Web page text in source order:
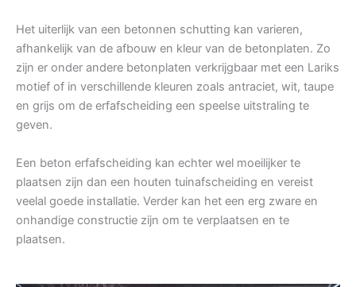
Het uiterlijk van een betonnen schutting kan varieren,
afhankelijk van de afbouw en kleur van de betonplaten. Zo
zijn er onder andere betonplaten verkrijgbaar met een Lariks
motief of in verschillende kleuren zoals antraciet, wit, taupe
en grijs om de erfafscheiding een speelse uitstraling te
geven.
Een beton erfafscheiding kan echter wel moeilijker te
plaatsen zijn dan een houten tuinafscheiding en vereist
veelal goede installatie. Verder kan het een erg zware en
onhandige constructie zijn om te verplaatsen en te
plaatsen.